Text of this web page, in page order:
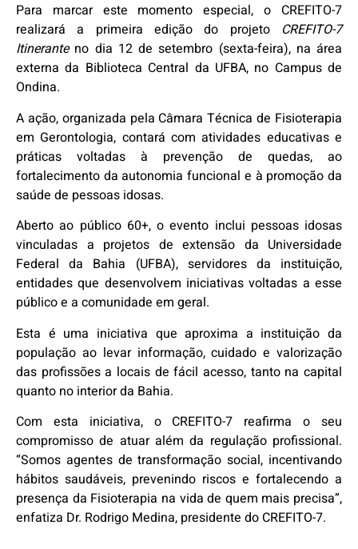
Para marcar este momento especial, o CREFITO-7
realizará a primeira edição do projeto CREFITO-7
Itineranteno dia 12 de setembro (sexta-feira), na área
externa da Biblioteca Central da UFBA, no Campus de
Ondina.
A ação, organizada pela Câmara Técnica de Fisioterapia
em Gerontologia, contará com atividades educativas e
práticas voltadas à prevenção de quedas, ao
fortalecimento da autonomia funcional e à promoção da
saúde de pessoas idosas.
Aberto ao público 60+, o evento inclui pessoas idosas
vinculadas a projetos de extensão da Universidade
Federal da Bahia (UFBA), servidores da instituição,
entidades que desenvolvem iniciativas voltadas a esse
público e a comunidade em geral.
Esta é uma iniciativa que aproxima a instituição da
população ao levar informação, cuidado e valorização
das profissões a locais de fácil acesso, tanto na capital
quanto no interior da Bahia.
Com esta iniciativa, o CREFITO-7 reafirma o seu
compromisso de atuar além da regulação profissional.
“Somos agentes de transformação social, incentivando
hábitos saudáveis, prevenindo riscos e fortalecendo a
presença da Fisioterapia na vida de quem mais precisa”,
enfatiza Dr. Rodrigo Medina, presidente do CREFITO-7.